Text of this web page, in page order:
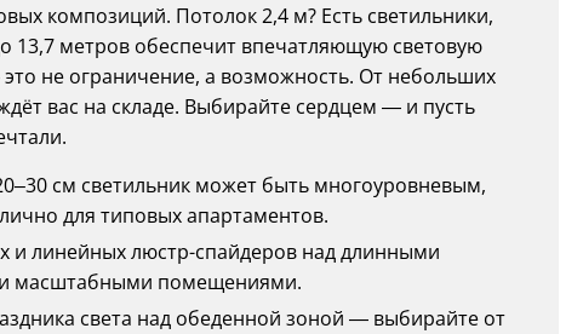
композиций. Потолок 2,4 м? Есть светильники,
13,7 метров обеспечит впечатляющую световую
не ограничение, а возможность. От небольших
вас на складе. Выбирайте сердцем — и пусть
см светильник может быть многоуровневым,
для типовых апартаментов.
и линейных люстр-спайдеров над длинными
и масштабными помещениями.
света над обеденной зоной — выбирайте от